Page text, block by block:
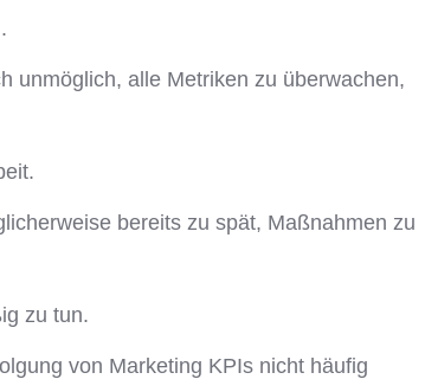
unmöglich, alle Metriken zu überwachen,
bereits zu spät, Maßnahmen zu
zu tun.
von Marketing KPIs nicht häufig